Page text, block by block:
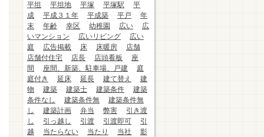
平坦
平坦地 平塚 平塚駅
平
成
平成３１年 平成築 平戸
年
末
年齢 幸区 幼稚園 広い
広
いマンション
広いリビング
広い
庭
広告掲載 床 床暖房
店舗
店舗付住宅
店長 店頭看板
座
間
座間、新築、駐車場、戸建
庭
庭付き
延床 延長 建て替え
建
物
建築 建築士 建築条件
建築
条件なし
建築条件無
建築条件無
し
建築計画 弁当 弊害
引き渡
し
引っ越し 引渡 引渡即可
引
越
当たらない 当たり 当社
影